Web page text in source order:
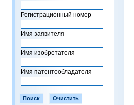
Регистрационный номер
Имя заявителя
Имя изобретателя
Имя патентообладателя